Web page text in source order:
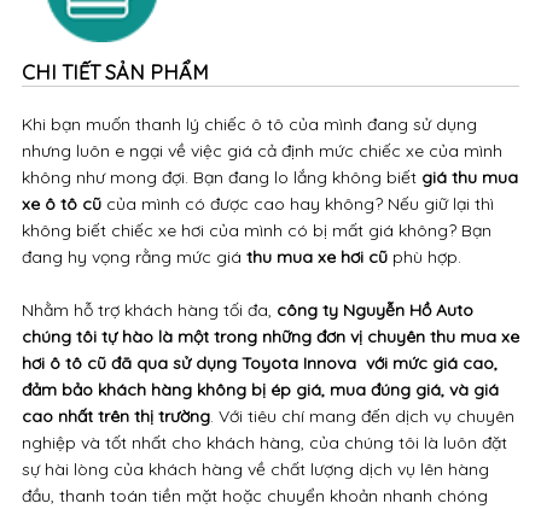
CHI TIẾT SẢN PHẨM
Khi bạn muốn thanh lý chiếc ô tô của mình đang sử dụng
nhưng luôn e ngại về việc giá cả định mức chiếc xe của mình
không như mong đợi. Bạn đang lo lắng không biết giá thu mua
xe ô tô cũcủa mình có được cao hay không? Nếu giữ lại thì
không biết chiếc xe hơi của mình có bị mất giá không? Bạn
đang hy vọng rằng mức giá thu mua xe hơi cũphù hợp.
Nhằm hỗ trợ khách hàng tối đa, công ty Nguyễn Hồ Auto
chúng tôi tự hào là một trong những đơn vị chuyên thu mua xe
hơi ô tô cũ đã qua sử dụng Toyota Innova với mức giá cao,
đảm bảo khách hàng không bị ép giá, mua đúng giá, và giá
cao nhất trên thị trường. Với tiêu chí mang đến dịch vụ chuyên
nghiệp và tốt nhất cho khách hàng, của chúng tôi là luôn đặt
sự hài lòng của khách hàng về chất lượng dịch vụ lên hàng
đầu, thanh toán tiền mặt hoặc chuyển khoản nhanh chóng